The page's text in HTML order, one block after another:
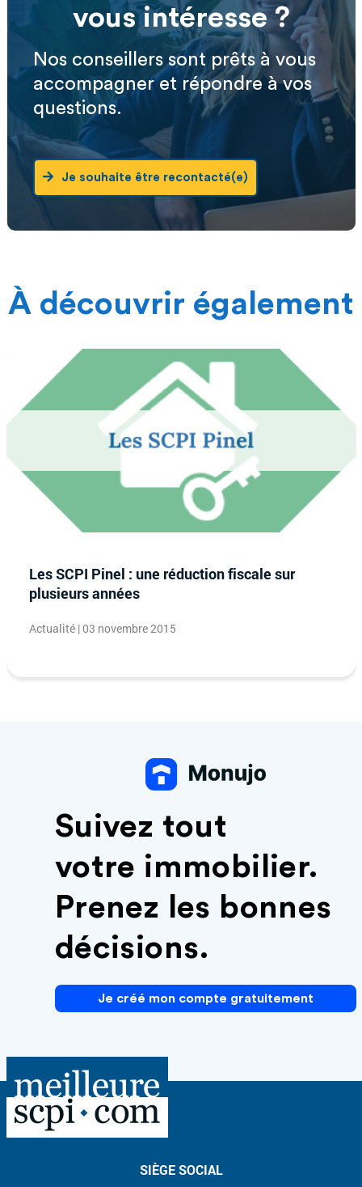
vous intéresse ?
Nos conseillers sont prêts à vous
accompagner et répondre à vos
questions.
Je souhaite être recontacté(e)
À découvrir également
Les SCPI Pinel : une réduction fiscale sur
plusieurs années
Actualité | 03 novembre 2015
Suivez tout
votre immobilier.
Prenez les bonnes
décisions.
Je créé mon compte gratuitement
SIÈGE SOCIAL